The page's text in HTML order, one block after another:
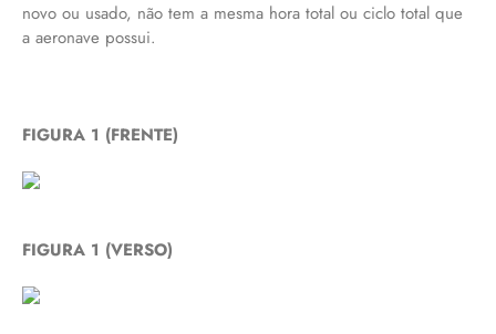
novo ou usado, não tem a mesma hora total ou ciclo total que
a aeronave possui.
FIGURA 1 (FRENTE)
FIGURA 1 (VERSO)